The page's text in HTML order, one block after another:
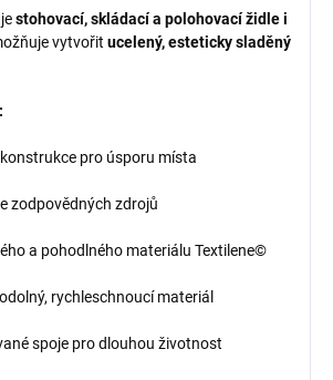
stohovací, skládací a polohovací židle i
vytvořit ucelený, esteticky sladěný
pro úsporu místa
zodpovědných zdrojů
a pohodlného materiálu Textilene©
rychleschnoucí materiál
spoje pro dlouhou životnost